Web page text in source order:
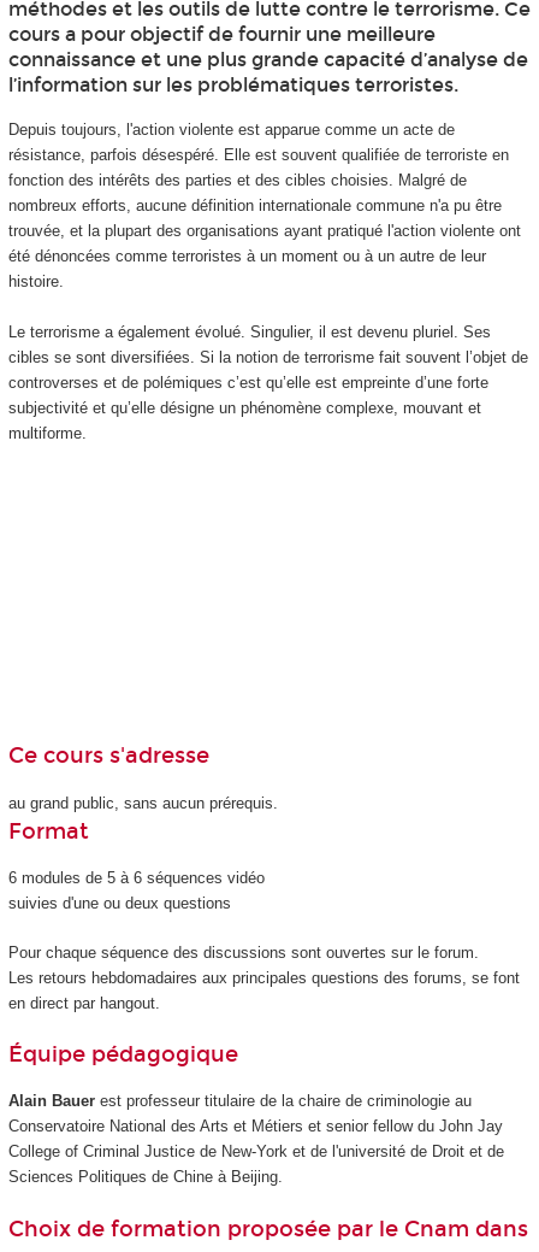
méthodes et les outils de lutte contre le terrorisme. Ce
cours a pour objectif de fournir une meilleure
connaissance et une plus grande capacité d’analyse de
l’information sur les problématiques terroristes.
Depuis toujours, l'action violente est apparue comme un acte de
résistance, parfois désespéré. Elle est souvent qualifiée de terroriste en
fonction des intérêts des parties et des cibles choisies. Malgré de
nombreux efforts, aucune définition internationale commune n'a pu être
trouvée, et la plupart des organisations ayant pratiqué l'action violente ont
été dénoncées comme terroristes à un moment ou à un autre de leur
histoire.
Le terrorisme a également évolué. Singulier, il est devenu pluriel. Ses
cibles se sont diversifiées. Si la notion de terrorisme fait souvent l’objet de
controverses et de polémiques c’est qu’elle est empreinte d’une forte
subjectivité et qu’elle désigne un phénomène complexe, mouvant et
multiforme.
Ce cours s'adresse
au grand public, sans aucun prérequis.
Format
6 modules de 5 à 6 séquences vidéo
suivies d'une ou deux questions
Pour chaque séquence des discussions sont ouvertes sur le forum.
Les retours hebdomadaires aux principales questions des forums, se font
en direct par hangout.
Équipe pédagogique
Alain Bauer est professeur titulaire de la chaire de criminologie au
Conservatoire National des Arts et Métiers et senior fellow du John Jay
College of Criminal Justice de New-York et de l'université de Droit et de
Sciences Politiques de Chine à Beijing.
Choix de formation proposée par le Cnam dans